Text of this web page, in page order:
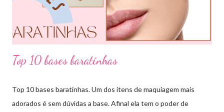
claro e escuro dessa mesma cor). COMBINAÇÃO ANÁLOGA:
Top 10 bases baratinhas
Top 10 bases baratinhas. Um dos itens de maquiagem mais
adorados é sem dúvidas a base. Afinal ela tem o poder de